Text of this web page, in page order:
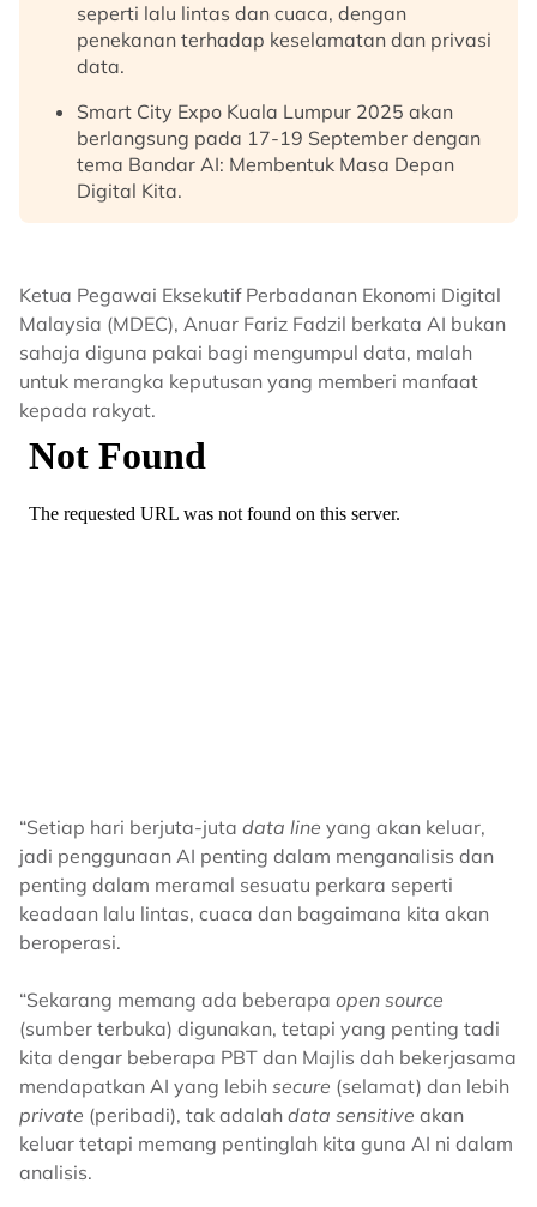
seperti lalu lintas dan cuaca, dengan
penekanan terhadap keselamatan dan privasi
data.
Smart City Expo Kuala Lumpur 2025 akan
berlangsung pada 17-19 September dengan
tema Bandar AI: Membentuk Masa Depan
Digital Kita.
Ketua Pegawai Eksekutif Perbadanan Ekonomi Digital
Malaysia (MDEC), Anuar Fariz Fadzil berkata AI bukan
sahaja diguna pakai bagi mengumpul data, malah
untuk merangka keputusan yang memberi manfaat
kepada rakyat.
“Setiap hari berjuta-juta data line yang akan keluar,
jadi penggunaan AI penting dalam menganalisis dan
penting dalam meramal sesuatu perkara seperti
keadaan lalu lintas, cuaca dan bagaimana kita akan
beroperasi.
“Sekarang memang ada beberapa open source
(sumber terbuka) digunakan, tetapi yang penting tadi
kita dengar beberapa PBT dan Majlis dah bekerjasama
mendapatkan AI yang lebih secure (selamat) dan lebih
private (peribadi), tak adalah data sensitive akan
keluar tetapi memang pentinglah kita guna AI ni dalam
analisis.